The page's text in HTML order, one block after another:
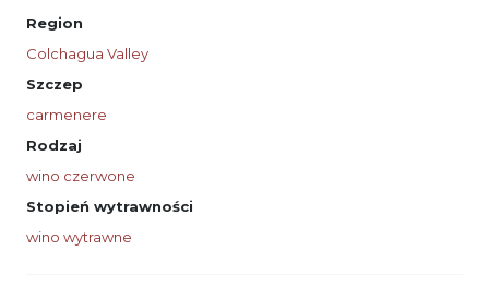
Region
Colchagua Valley
Szczep
carmenere
Rodzaj
wino czerwone
Stopień wytrawności
wino wytrawne